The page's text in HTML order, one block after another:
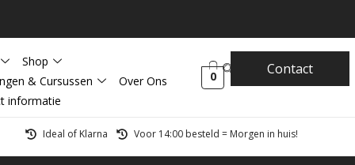
Shop
& Cursussen
Over Ons
informatie
0 Contact
Ideal of Klarna Voor 14:00 besteld = Morgen in huis!